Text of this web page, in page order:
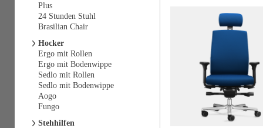
Plus
24 Stunden Stuhl
Brasilian Chair
Hocker
Ergo mit Rollen
Ergo mit Bodenwippe
Sedlo mit Rollen
Sedlo mit Bodenwippe
Aogo
Fungo
Stehhilfen